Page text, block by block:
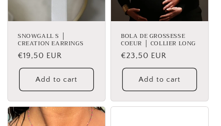
SNOWGALL S │
CREATION EARRINGS
Regular
price
€19,50 EUR
Add to cart
BOLA DE GROSSESSE
COEUR │ COLLIER LONG
Regular
price
€23,50 EUR
Add to cart